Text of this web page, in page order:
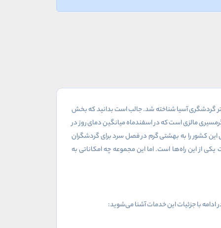
گردشگری آسیا شناخته شد. جالب است بدانید که بخش
مالزی است که در اسفندماه میانگین دمای روز در
کشور را به بهشتی گرم در فصل سرد برای گردشگران
از این راه‌ها است. اما این مجموعه چه امکاناتی به
با جزئیات این خدمات آشنا می‌شوید: